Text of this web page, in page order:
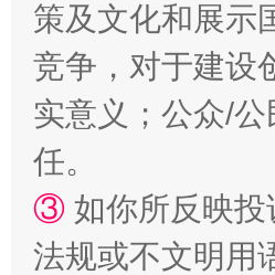
扯下公款旅游的“隐身衣”
策及文化和展示
竞争，对于建设
实意义；公众/
任。
③ 如你所反映
法规或不文明用